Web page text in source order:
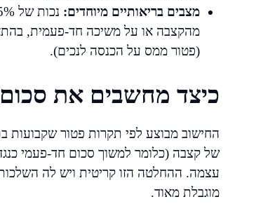
מצבים בריאותיים מיוחדים:
מהקצבה או על משיכה חד-פעמית,
(פטור ממס על הכנסה לנכים).
כיצד מחשבים את
החישוב מבוצע לפי תקרות פטור שקבועות
של קצבה (כלומר למשוך סכום חד-פעמי
עצמה. ההחלטה הזו קריטית ויש לה
מוגבלת מאוד.